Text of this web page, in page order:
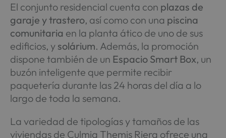
El conjunto residencial cuenta con plazas de
garaje y trastero, así como con una piscina
comunitaria en la planta ático de uno de sus
edificios, y solárium. Además, la promoción
dispone también de un Espacio Smart Box, un
buzón inteligente que permite recibir
paquetería durante las 24 horas del día a lo
largo de toda la semana.
La variedad de tipologías y tamaños de las
viviendas de Culmia Themis Riera ofrece una